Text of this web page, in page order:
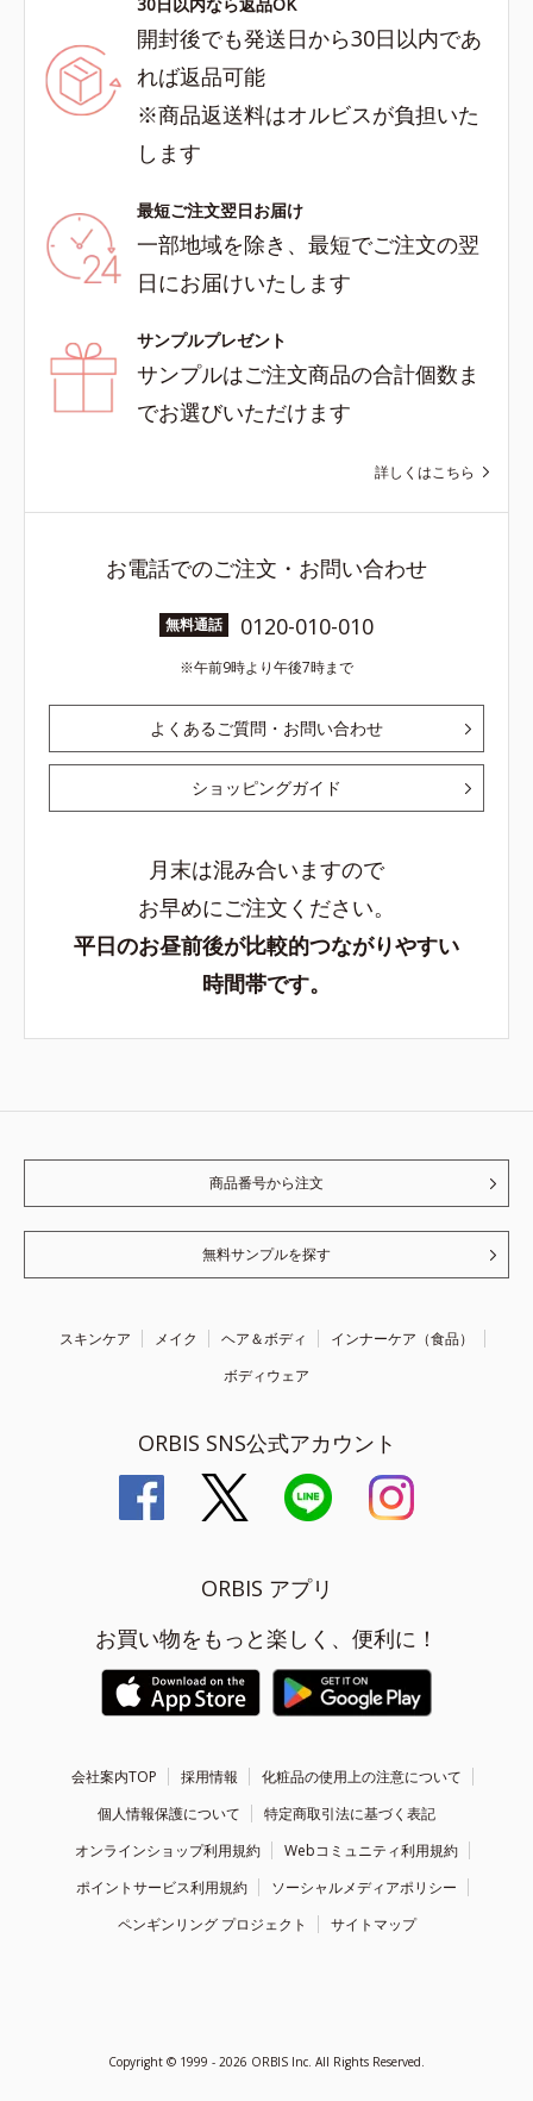
開封後でも発送日から30日以内であ
れば返品可能
※商品返送料はオルビスが負担いた
します
最短ご注文翌日お届け
一部地域を除き、最短でご注文の翌
日にお届けいたします
サンプルプレゼント
サンプルはご注文商品の合計個数ま
でお選びいただけます
詳しくはこちら
お電話でのご注文・お問い合わせ
無料通話 0120-010-010
午前9時より午後7時まで
よくあるご質問・お問い合わせ
ショッピングガイド
月末は混み合いますので
お早めにご注文ください。
平日のお昼前後が比較的つながりやすい
時間帯です。
商品番号から注文
無料サンプルを探す
スキンケア メイク ヘア＆ボディ
インナーケア（食品）
ボディウェア
ORBIS SNS公式アカウント
ORBIS アプリ
お買い物をもっと楽しく、便利に！
会社案内TOP 採用情報
化粧品の使用上の注意について
個人情報保護について
特定商取引法に基づく表記
オンラインショップ利用規約
Webコミュニティ利用規約
ポイントサービス利用規約
ソーシャルメディアポリシー
ペンギンリング プロジェクト
サイトマップ
Copyright © 1999 - 2026 ORBIS Inc. All Rights Reserved.